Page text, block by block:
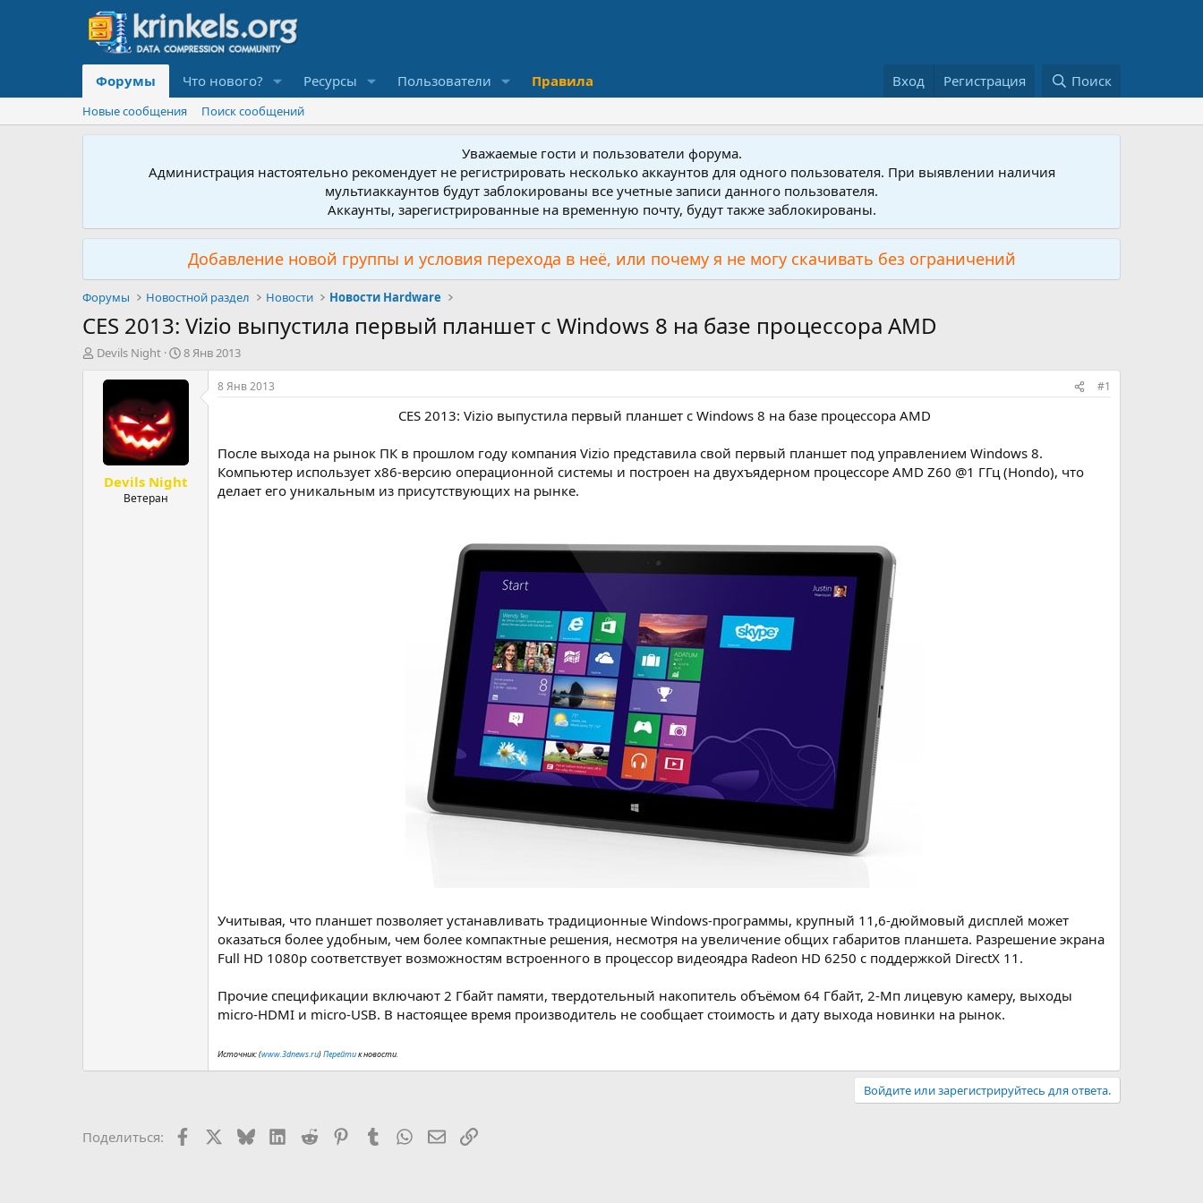
Форумы Что нового? Ресурсы Пользователи Правила Вход Регистрация Поиск
Новые сообщения Поиск сообщений
Уважаемые гости и пользователи форума.
Администрация настоятельно рекомендует не регистрировать несколько аккаунтов для одного пользователя. При выявлении наличия
мультиаккаунтов будут заблокированы все учетные записи данного пользователя.
Аккаунты, зарегистрированные на временную почту, будут также заблокированы.
Добавление новой группы и условия перехода в неё, или почему я не могу скачивать без ограничений
Форумы Новостной раздел Новости Новости Hardware
CES 2013: Vizio выпустила первый планшет с Windows 8 на базе процессора AMD
А
м
Devils Night
Д
т
а
л
8 Янв 2013
Devils Night
Ветеран
8 Янв 2013 #1
CES 2013: Vizio выпустила первый планшет с Windows 8 на базе процессора AMD
После выхода на рынок ПК в прошлом году компания Vizio представила свой первый планшет под управлением Windows 8.
Компьютер использует x86-версию операционной системы и построен на двухъядерном процессоре AMD Z60 @1 ГГц (Hondo), что
делает его уникальным из присутствующих на рынке.
Учитывая, что планшет позволяет устанавливать традиционные Windows-программы, крупный 11,6-дюймовый дисплей может
оказаться более удобным, чем более компактные решения, несмотря на увеличение общих габаритов планшета. Разрешение экрана
Full HD 1080p соответствует возможностям встроенного в процессор видеоядра Radeon HD 6250 с поддержкой DirectX 11.
Прочие спецификации включают 2 Гбайт памяти, твердотельный накопитель объёмом 64 Гбайт, 2-Мп лицевую камеру, выходы
micro-HDMI и micro-USB. В настоящее время производитель не сообщает стоимость и дату выхода новинки на рынок.
Источник: (www.3dnews.ru)Перейтик новости.
Войдите или зарегистрируйтесь для ответа.
Поделиться: FacebookX (Twitter)
BlueskyLinkedIn
Reddit PinterestTumblr WhatsApp
Электронная почта
Ссылка